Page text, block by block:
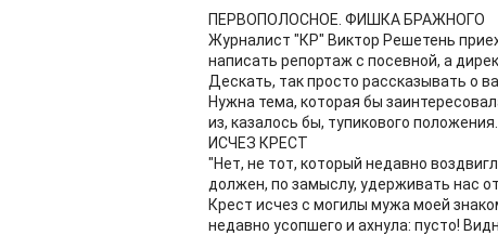
ПЕРВОПОЛОСНОЕ. ФИШКА БРАЖНОГО
Журналист "КР" Виктор Решетень
написать репортаж с посевной, а
Дескать, так просто рассказывать о
Нужна тема, которая бы
из, казалось бы, тупикового положения.
ИСЧЕЗ КРЕСТ
"Нет, не тот, который недавно
должен, по замыслу, удерживать нас
Крест исчез с могилы мужа моей
недавно усопшего и ахнула: пусто!